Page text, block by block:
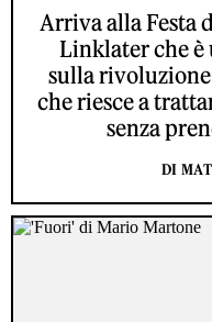
Arriva alla Festa
Linklater che è
sulla
che riesce a
senza
DI